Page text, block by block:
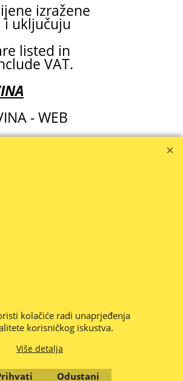
izražene
i uključuju
listed in
VAT.
- WEB
u Eurima (€) i uključuju PDV .
ZA PLAĆANJE PREKO BANKE VRIJEDE 1
NA DNEVNOJ BAZI -- (1.2026.)
stavili krivu sliku, opis, cijenu, nastojat
kolačiće radi unaprjeđenja
korisničkog iskustva.
Više detalja
Odustani